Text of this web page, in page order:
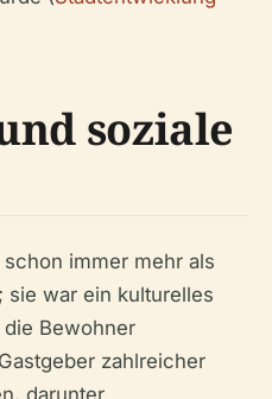
soziale
immer mehr als
sie war ein kulturelles
Bewohner
zahlreicher
darunter